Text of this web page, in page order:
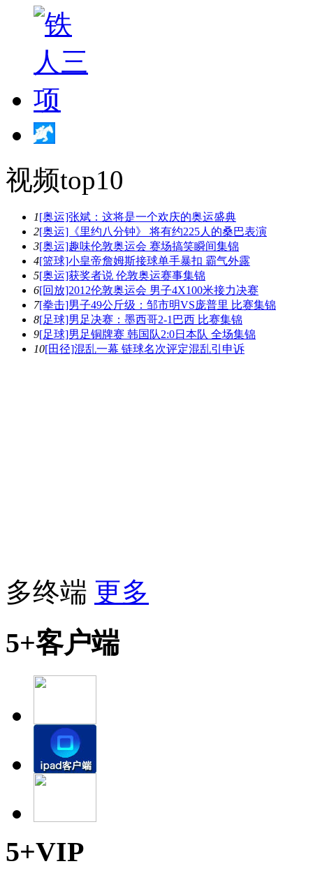
视频top10
1[奥运]张斌：这将是一个欢庆的奥运盛典
2[奥运]《里约八分钟》 将有约225人的桑巴表演
3[奥运]趣味伦敦奥运会 赛场搞笑瞬间集锦
4[篮球]小皇帝詹姆斯接球单手暴扣 霸气外露
5[奥运]获奖者说 伦敦奥运赛事集锦
6[回放]2012伦敦奥运会 男子4X100米接力决赛
7[拳击]男子49公斤级：邹市明VS庞普里 比赛集锦
8[足球]男足决赛：墨西哥2-1巴西 比赛集锦
9[足球]男足铜牌赛 韩国队2:0日本队 全场集锦
10[田径]混乱一幕 链球名次评定混乱引申诉
多终端 更多
5+客户端
5+VIP